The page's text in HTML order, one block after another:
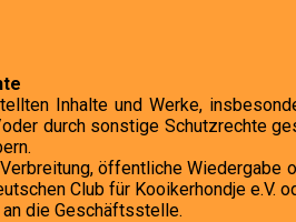
Inhalte und Werke,
durch sonstige Schutzrechte
öffentliche
Club für Kooikerhondje e.V.
die Geschäftsstelle.